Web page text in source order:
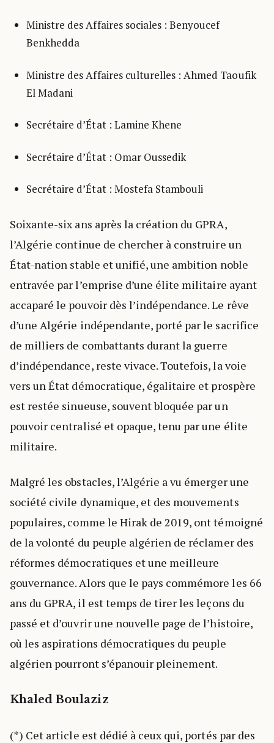
Ministre des Affaires sociales : Benyoucef
Benkhedda
Ministre des Affaires culturelles : Ahmed Taoufik
El Madani
Secrétaire d’État : Lamine Khene
Secrétaire d’État : Omar Oussedik
Secrétaire d’État : Mostefa Stambouli
Soixante-six ans après la création du GPRA,
l’Algérie continue de chercher à construire un
État-nation stable et unifié, une ambition noble
entravée par l’emprise d’une élite militaire ayant
accaparé le pouvoir dès l’indépendance. Le rêve
d’une Algérie indépendante, porté par le sacrifice
de milliers de combattants durant la guerre
d’indépendance, reste vivace. Toutefois, la voie
vers un État démocratique, égalitaire et prospère
est restée sinueuse, souvent bloquée par un
pouvoir centralisé et opaque, tenu par une élite
militaire.
Malgré les obstacles, l’Algérie a vu émerger une
société civile dynamique, et des mouvements
populaires, comme le Hirak de 2019, ont témoigné
de la volonté du peuple algérien de réclamer des
réformes démocratiques et une meilleure
gouvernance. Alors que le pays commémore les 66
ans du GPRA, il est temps de tirer les leçons du
passé et d’ouvrir une nouvelle page de l’histoire,
où les aspirations démocratiques du peuple
algérien pourront s’épanouir pleinement.
Khaled Boulaziz
(*) Cet article est dédié à ceux qui, portés par des